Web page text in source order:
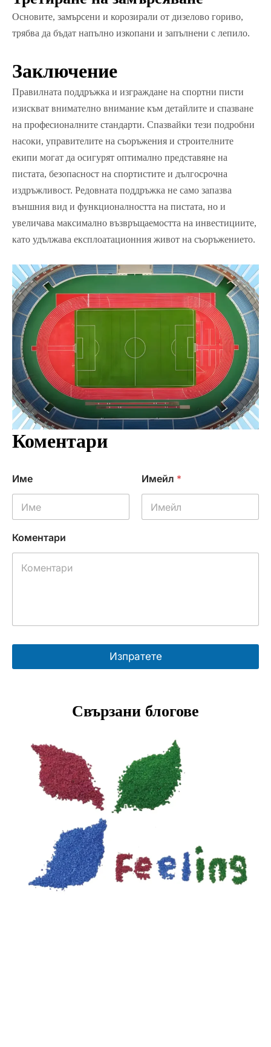
Основите, замърсени и корозирали от дизелово гориво,
трябва да бъдат напълно изкопани и запълнени с лепило.
Заключение
Правилната поддръжка и изграждане на спортни писти
изискват внимателно внимание към детайлите и спазване
на професионалните стандарти. Спазвайки тези подробни
насоки, управителите на съоръжения и строителните
екипи могат да осигурят оптимално представяне на
пистата, безопасност на спортистите и дългосрочна
издръжливост. Редовната поддръжка не само запазва
външния вид и функционалността на пистата, но и
увеличава максимално възвръщаемостта на инвестициите,
като удължава експлоатационния живот на съоръжението.
Коментари
Име Имейл *
Коментари
Изпратете
Свързани блогове